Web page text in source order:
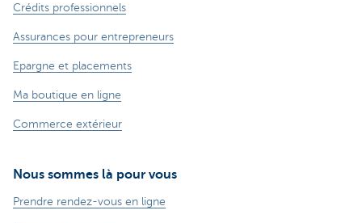
Crédits professionnels
Assurances pour entrepreneurs
Epargne et placements
Ma boutique en ligne
Commerce extérieur
Nous sommes là pour vous
Prendre rendez-vous en ligne